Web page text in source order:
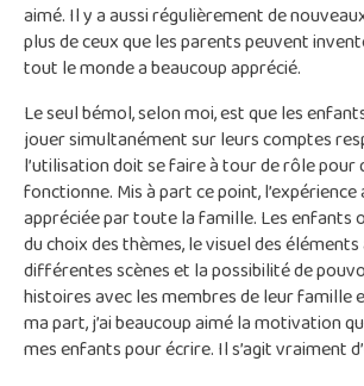
aimé. Il y a aussi régulièrement de
plus de ceux que les parents peuvent
tout le monde a beaucoup apprécié.
Le seul bémol, selon moi, est que les
jouer simultanément sur leurs comptes
l’utilisation doit se faire à tour de rôle pour
fonctionne. Mis à part ce point,
appréciée par toute la famille. Les enfants
du choix des thèmes, le visuel des
différentes scènes et la possibilité de
histoires avec les membres de leur famille
ma part, j’ai beaucoup aimé la motivation
mes enfants pour écrire. Il s’agit vraiment